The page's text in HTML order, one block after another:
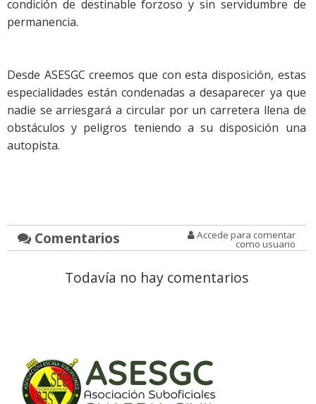
condición de destinable forzoso y sin servidumbre de
permanencia.
Desde ASESGC creemos que con esta disposición, estas
especialidades están condenadas a desaparecer ya que
nadie se arriesgará a circular por un carretera llena de
obstáculos y peligros teniendo a su disposición una
autopista.
Comentarios Accede para comentar
como usuario
Todavía no hay comentarios